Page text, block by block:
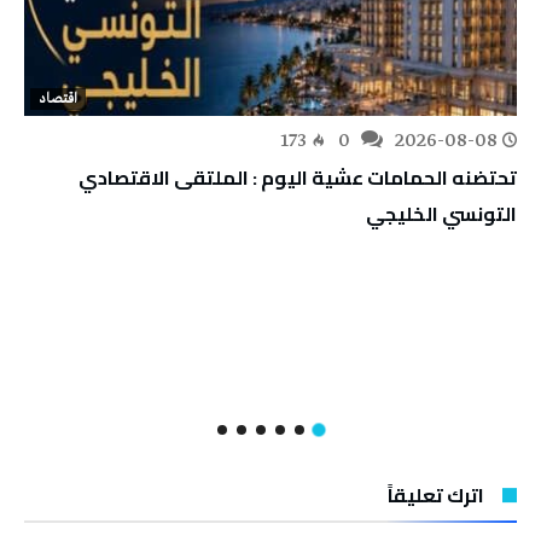
اقتصاد
2026-08-08
173
تحتضنه الحمامات عشية اليوم : الملتقى الاقتصادي
التونسي الخليجي
اترك تعليقاً